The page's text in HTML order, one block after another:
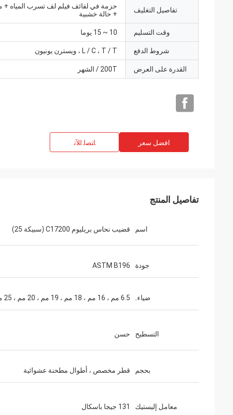
تفاصيل التغليف
حزمة في لفائف فيلم لف تسرب المياه
+ حالة خشبية
وقت التسليم 10 ~ 15 يوما
شروط الدفع L / C ، T / T ، ويسترن يونيون
القدرة على العرض 200T / الشهر
افضل سعر ﺎﺘﺼﻟ ﺍﻶﻧ
تفاصيل المنتج
اسم قضيب نحاس بريليوم C17200 (سبيكة 25)
جودة ASTM B196
ضياء. 6.5 مم ، 16 مم ، 18 مم ، 19 مم ، 20 مم ، 25 مم
التسطيح حسن
بحجم قطر مخصص ، أطوال مطحنة عشوائية
معامل إليستيك 131 جيجا باسكال